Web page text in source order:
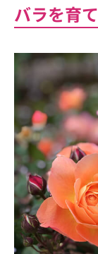
バラを育